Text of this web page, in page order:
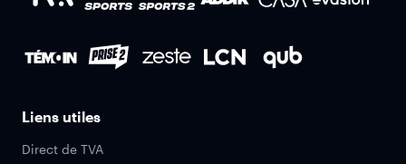
Liens utiles
Direct de TVA